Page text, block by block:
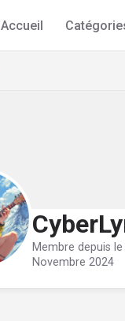
Accueil
Membre depuis le
Novembre 2024